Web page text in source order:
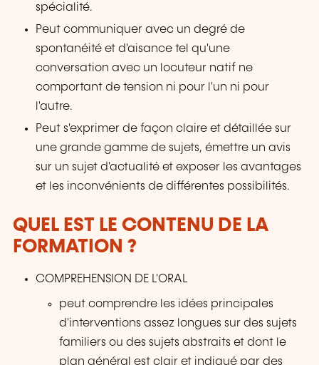
spécialité.
Peut communiquer avec un degré de
spontanéité et d'aisance tel qu'une
conversation avec un locuteur natif ne
comportant de tension ni pour l'un ni pour
l'autre.
Peut s'exprimer de façon claire et détaillée sur
une grande gamme de sujets, émettre un avis
sur un sujet d'actualité et exposer les avantages
et les inconvénients de différentes possibilités.
QUEL EST LE CONTENU DE LA
FORMATION ?
COMPREHENSION DE L'ORAL
peut comprendre les idées principales
d'interventions assez longues sur des sujets
familiers ou des sujets abstraits et dont le
plan général est clair et indiqué par des